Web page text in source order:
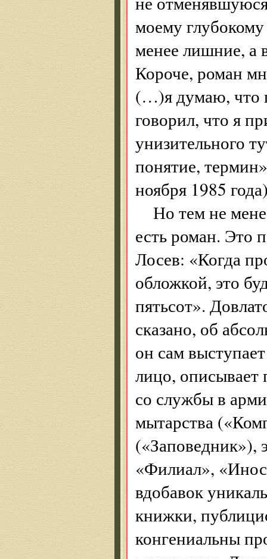
моему
менее лишние, а
Короче, роман
(…)я думаю, что
говорил, что я
унизительного
понятие,
ноября 1985
Но тем не
есть роман. Это
Лосев: «Когда
обложкой, это
пятьсот».
сказано, об
он сам
лицо, описывает
со службы в
мытарства
«Филиал»,
вдобавок
книжки,
конгениальны